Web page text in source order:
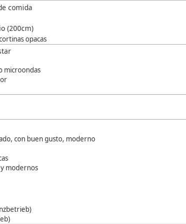
comida
(200cm)
opacas
microondas
con buen gusto, moderno
y modernos